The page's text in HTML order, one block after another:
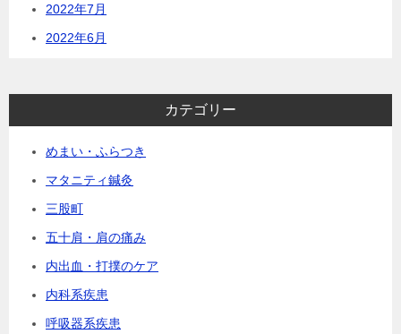
2022年7月
2022年6月
カテゴリー
めまい・ふらつき
マタニティ鍼灸
三股町
五十肩・肩の痛み
内出血・打撲のケア
内科系疾患
呼吸器系疾患